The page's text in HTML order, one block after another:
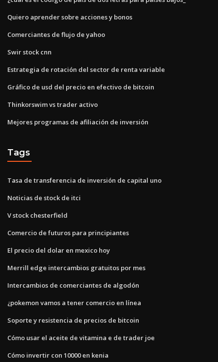
Quiero aprender sobre acciones y bonos
Comerciantes de flujo de yahoo
Swir stock cnn
Estrategia de rotación del sector de renta variable
Gráfico de usd del precio en efectivo de bitcoin
Thinkorswim vs trader activo
Mejores programas de afiliación de inversión
Tags
Tasa de transferencia de inversión de capital uno
Noticias de stock de itci
V stock chesterfield
Comercio de futuros para principiantes
El precio del dolar en mexico hoy
Merrill edge intercambios gratuitos por mes
Intercambios de comerciantes de algodón
¿pokemon vamos a tener comercio en línea
Soporte y resistencia de precios de bitcoin
Cómo usar el aceite de vitamina e de trader joe
Cómo invertir con 10000 en kenia